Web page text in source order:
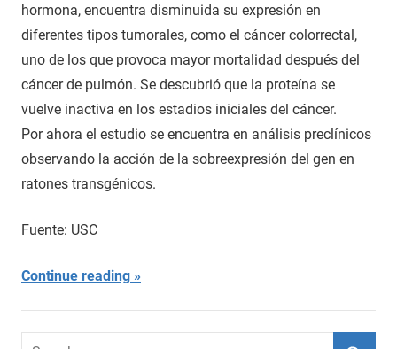
hormona, encuentra disminuida su expresión en
diferentes tipos tumorales, como el cáncer colorrectal,
uno de los que provoca mayor mortalidad después del
cáncer de pulmón. Se descubrió que la proteína se
vuelve inactiva en los estadios iniciales del cáncer.
Por ahora el estudio se encuentra en análisis preclínicos
observando la acción de la sobreexpresión del gen en
ratones transgénicos.
Fuente: USC
Continue reading
Search